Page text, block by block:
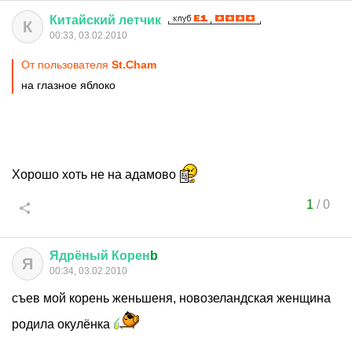
К Китайский летчик
00:33, 03.02.2010
От пользователя St.Cham
на глазное яблоко
Хорошо хоть не на адамово
1 /0
Я Ядрёный Корен b
00:34, 03.02.2010
съев мой корень женьшеня, новозеландская женщина
родила окулёнка